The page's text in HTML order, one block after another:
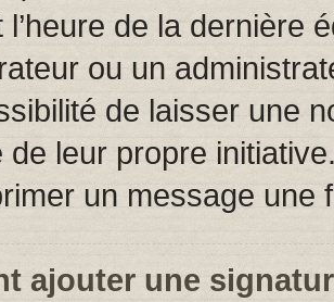
l’heure de la dernière
ou un
de laisser une
de leur propre
un message une
ajouter une